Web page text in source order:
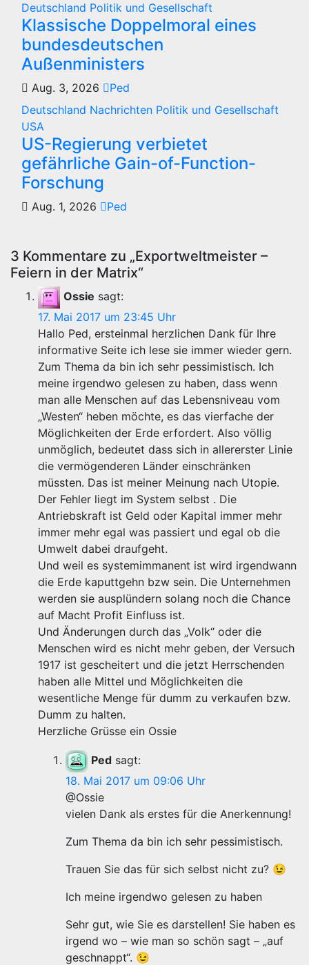
Deutschland Politik und Gesellschaft
Klassische Doppelmoral eines
bundesdeutschen
Außenministers
Aug. 3, 2026
Ped
Deutschland Nachrichten Politik und Gesellschaft
USA
US-Regierung verbietet
gefährliche Gain-of-Function-
Forschung
Aug. 1, 2026 Ped
3 Kommentare zu „Exportweltmeister –
Feiern in der Matrix“
Ossie sagt:
17. Mai 2017 um 23:45 Uhr
Hallo Ped, ersteinmal herzlichen Dank für Ihre
informative Seite ich lese sie immer wieder gern.
Zum Thema da bin ich sehr pessimistisch. Ich
meine irgendwo gelesen zu haben, dass wenn
man alle Menschen auf das Lebensniveau vom
„Westen“ heben möchte, es das vierfache der
Möglichkeiten der Erde erfordert. Also völlig
unmöglich, bedeutet dass sich in allererster Linie
die vermögenderen Länder einschränken
müssten. Das ist meiner Meinung nach Utopie.
Der Fehler liegt im System selbst . Die
Antriebskraft ist Geld oder Kapital immer mehr
immer mehr egal was passiert und egal ob die
Umwelt dabei draufgeht.
Und weil es systemimmanent ist wird irgendwann
die Erde kaputtgehn bzw sein. Die Unternehmen
werden sie ausplündern solang noch die Chance
auf Macht Profit Einfluss ist.
Und Änderungen durch das „Volk“ oder die
Menschen wird es nicht mehr geben, der Versuch
1917 ist gescheitert und die jetzt Herrschenden
haben alle Mittel und Möglichkeiten die
wesentliche Menge für dumm zu verkaufen bzw.
Dumm zu halten.
Herzliche Grüsse ein Ossie
Ped sagt:
18. Mai 2017 um 09:06 Uhr
@Ossie
vielen Dank als erstes für die Anerkennung!
Zum Thema da bin ich sehr pessimistisch.
Trauen Sie das für sich selbst nicht zu? 😉
Ich meine irgendwo gelesen zu haben
Sehr gut, wie Sie es darstellen! Sie haben es
irgend wo – wie man so schön sagt – „auf
geschnappt“. 😉